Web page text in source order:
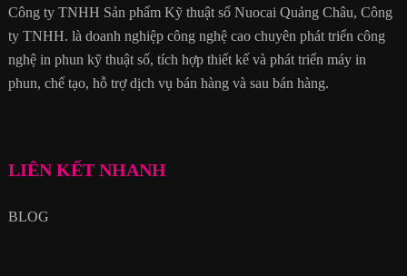
Công ty TNHH Sản phẩm Kỹ thuật số Nuocai Quảng Châu, Công
ty TNHH. là doanh nghiệp công nghệ cao chuyên phát triển công
nghệ in phun kỹ thuật số, tích hợp thiết kế và phát triển máy in
phun, chế tạo, hỗ trợ dịch vụ bán hàng và sau bán hàng.
LIÊN KẾT NHANH
BLOG